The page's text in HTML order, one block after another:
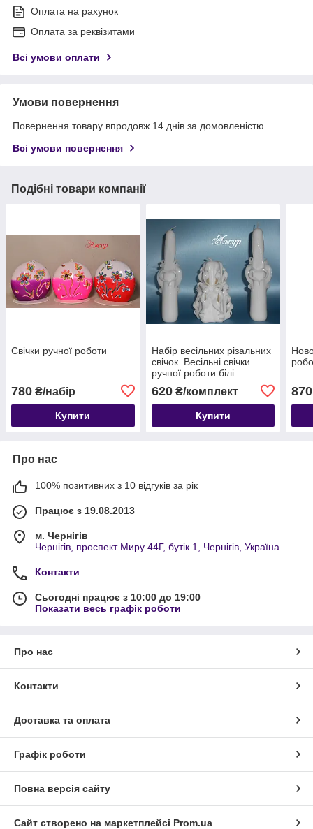
Оплата на рахунок
Оплата за реквізитами
Всі умови оплати
Умови повернення
Повернення товару впродовж 14 днів за домовленістю
Всі умови повернення
Подібні товари компанії
Свічки ручної роботи
780 ₴/набір
Купити
Набір весільних різальних
свічок. Весільні свічки
ручної роботи білі.
620₴/комплект
Купити
870
Про нас
100% позитивних з 10 відгуків за рік
Працює з 19.08.2013
м. Чернігів
Чернігів, проспект Миру 44Г, бутік 1, Чернігів, Україна
Контакти
Сьогодні працює з 10:00 до 19:00
Показати весь графік роботи
Про нас
Контакти
Доставка та оплата
Графік роботи
Повна версія сайту
Сайт створено на маркетплейсі Prom.ua